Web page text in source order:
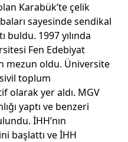
Karabük’te çelik
sayesinde sendikal
buldu. 1997 yılında
Fen Edebiyat
mezun oldu. Üniversite
toplum
olarak yer aldı. MGV
yaptı ve benzeri
İHH’nın
başlattı ve İHH